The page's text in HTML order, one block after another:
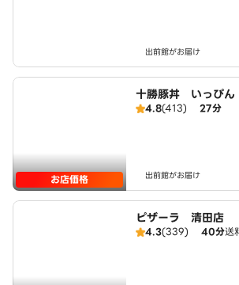
出前館がお届け
お店価格
十勝豚丼 いっぴ
4.8(413) 27分
出前館がお届け
ピザーラ 清田店
4.3(339) 40分送